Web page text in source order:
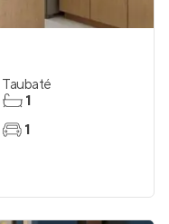
Taubaté
1
1